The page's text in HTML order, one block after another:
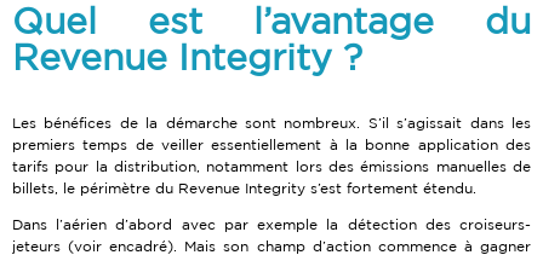
Quel est l’avantage du
Revenue Integrity ?
Les bénéfices de la démarche sont nombreux. S’il s’agissait dans les
premiers temps de veiller essentiellement à la bonne application des
tarifs pour la distribution, notamment lors des émissions manuelles de
billets, le périmètre du Revenue Integrity s’est fortement étendu.
Dans l’aérien d’abord avec par exemple la détection des croiseurs-
jeteurs (voir encadré). Mais son champ d’action commence à gagner